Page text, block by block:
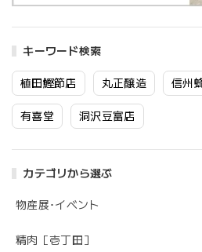
キーワード検索
植田鰹節店 丸正醸造 信州
有喜堂 洞沢豆富店
カテゴリから選ぶ
物産展･イベント
精肉［壱丁田］